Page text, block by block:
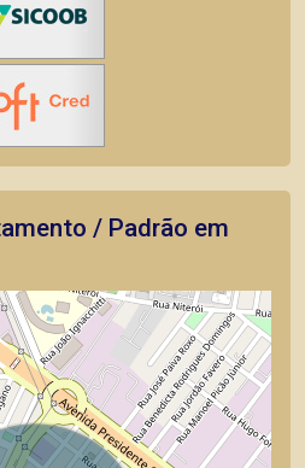
/ Padrão em